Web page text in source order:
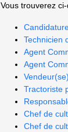
Vous trouverez
Technicien
Agent
Agent
Tractoriste
Chef de
Chef de